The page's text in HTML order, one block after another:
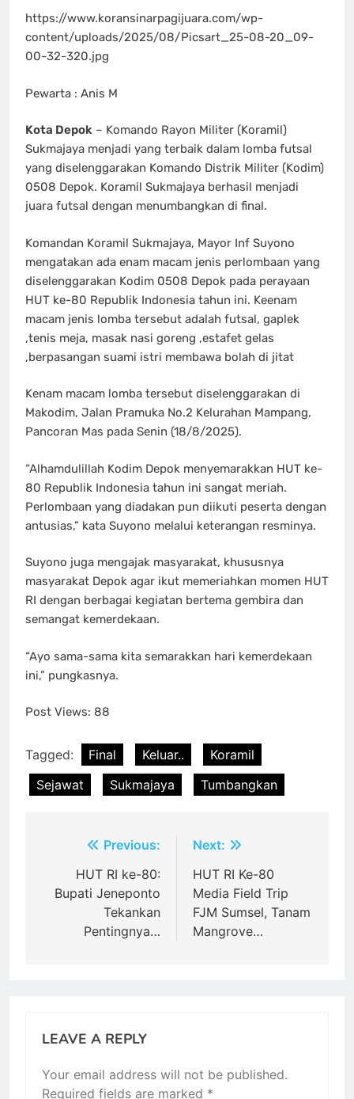
https://www.koransinarpagijuara.com/wp-
content/uploads/2025/08/Picsart_25-08-20_09-
00-32-320.jpg
Pewarta : Anis M
Kota Depok – Komando Rayon Militer (Koramil)
Sukmajaya menjadi yang terbaik dalam lomba futsal
yang diselenggarakan Komando Distrik Militer (Kodim)
0508 Depok. Koramil Sukmajaya berhasil menjadi
juara futsal dengan menumbangkan di final.
Komandan Koramil Sukmajaya, Mayor Inf Suyono
mengatakan ada enam macam jenis perlombaan yang
diselenggarakan Kodim 0508 Depok pada perayaan
HUT ke-80 Republik Indonesia tahun ini. Keenam
macam jenis lomba tersebut adalah futsal, gaplek
,tenis meja, masak nasi goreng ,estafet gelas
,berpasangan suami istri membawa bolah di jitat
Kenam macam lomba tersebut diselenggarakan di
Makodim, Jalan Pramuka No.2 Kelurahan Mampang,
Pancoran Mas pada Senin (18/8/2025).
“Alhamdulillah Kodim Depok menyemarakkan HUT ke-
80 Republik Indonesia tahun ini sangat meriah.
Perlombaan yang diadakan pun diikuti peserta dengan
antusias,” kata Suyono melalui keterangan resminya.
Suyono juga mengajak masyarakat, khususnya
masyarakat Depok agar ikut memeriahkan momen HUT
RI dengan berbagai kegiatan bertema gembira dan
semangat kemerdekaan.
“Ayo sama-sama kita semarakkan hari kemerdekaan
ini,” pungkasnya.
Post Views: 88
Tagged: Final Keluar..
Koramil
Sejawat
Sukmajaya Tumbangkan
navigation
Previous:
HUT RI ke-80:
Bupati Jeneponto
Tekankan
Pentingnya…
Next:
HUT RI Ke-80
Media Field Trip
FJM Sumsel, Tanam
Mangrove…
LEAVE A REPLY
Your email address will not be published.
Required fields are marked *